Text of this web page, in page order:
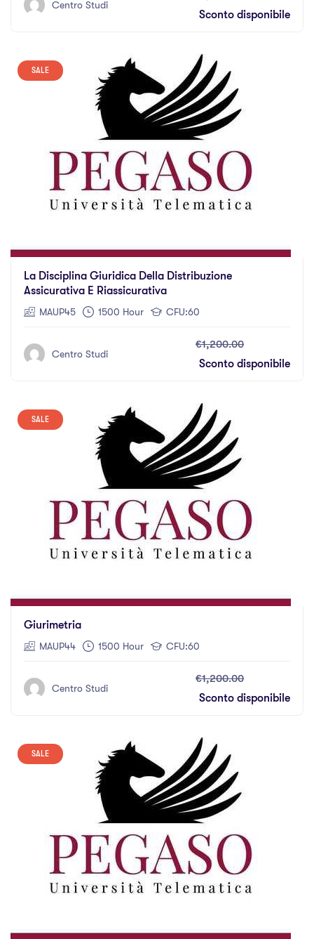
Centro Studi
Sconto disponibile
SALE
La Disciplina Giuridica Della Distribuzione
Assicurativa E Riassicurativa
MAUP45 1500 Hour CFU:60
Centro Studi
€1,200.00
Sconto disponibile
SALE
Giurimetria
MAUP44 1500 Hour CFU:60
Centro Studi
€1,200.00
Sconto disponibile
SALE